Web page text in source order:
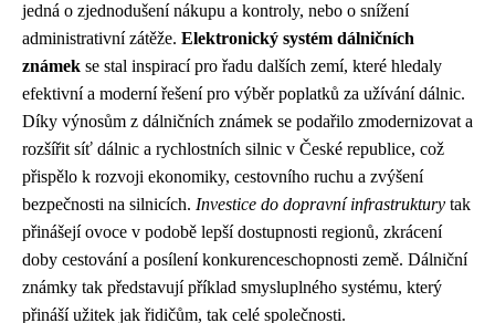
jedná o zjednodušení nákupu a kontroly, nebo o snížení
administrativní zátěže. Elektronický systém dálničních
známek se stal inspirací pro řadu dalších zemí, které hledaly
efektivní a moderní řešení pro výběr poplatků za užívání dálnic.
Díky výnosům z dálničních známek se podařilo zmodernizovat a
rozšířit síť dálnic a rychlostních silnic v České republice, což
přispělo k rozvoji ekonomiky, cestovního ruchu a zvýšení
bezpečnosti na silnicích. Investice do dopravní infrastruktury tak
přinášejí ovoce v podobě lepší dostupnosti regionů, zkrácení
doby cestování a posílení konkurenceschopnosti země. Dálniční
známky tak představují příklad smysluplného systému, který
přináší užitek jak řidičům, tak celé společnosti.